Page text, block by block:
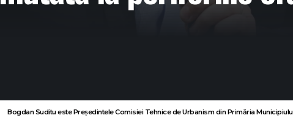
Bogdan Suditu este Preşedintele Comisiei Tehnice de Urbanism din Primăria